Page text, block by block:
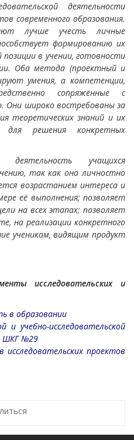
деятельности
современного образования.
лучше учесть личные
формированию их
в учении, готовности
Оба метода (проектный и
умения, а компетенции,
сопряжённые с
Они широко востребованы за
теоретических знаний и их
для решения конкретных
деятельность учащихся
так как она личностно
возрастанием интереса и
её выполнения; позволяет
на всех этапах; позволяет
на реализации конкретного
ученикам, видящим продукт
исследовательских и
в образовании
учебно-исследовательской
ШКГ №29
исследовательских проектов